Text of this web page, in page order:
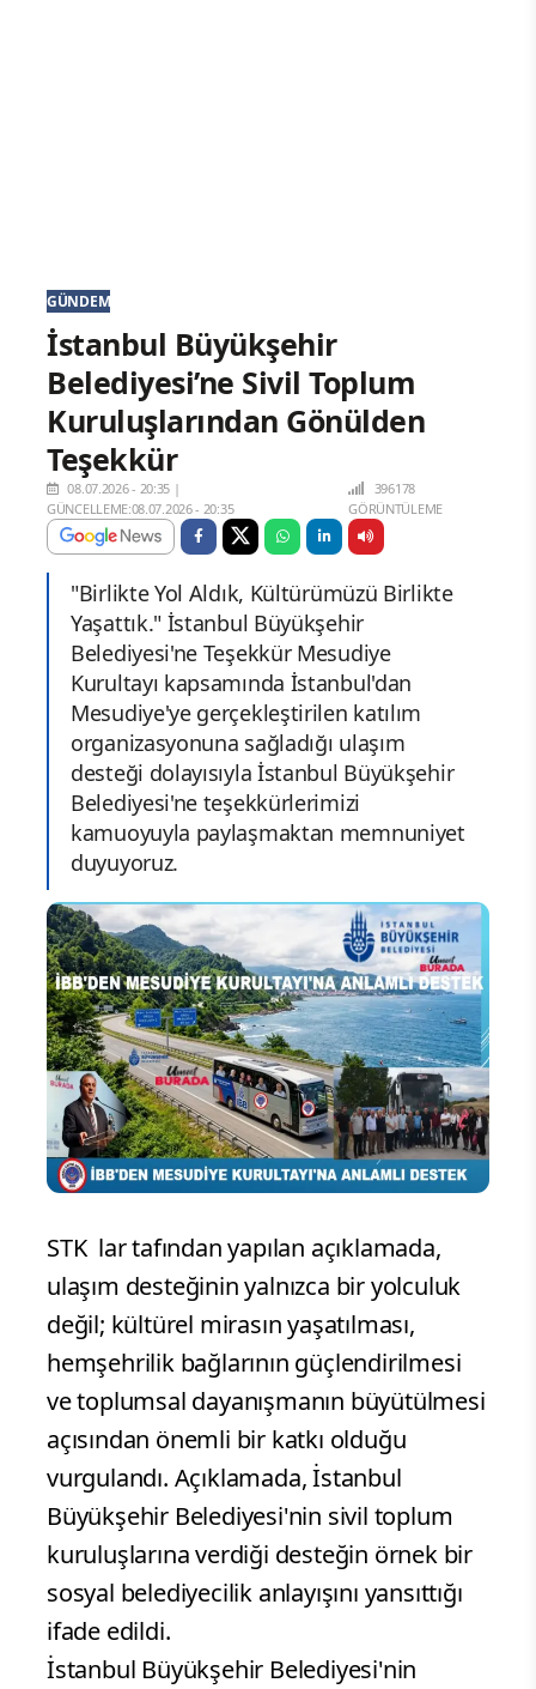
GÜNDEM
İstanbul Büyükşehir
Belediyesi’ne Sivil Toplum
Kuruluşlarından Gönülden
Teşekkür
08.07.2026 - 20:35 |
GÜNCELLEME:08.07.2026 - 20:35
396178
GÖRÜNTÜLEME
"Birlikte Yol Aldık, Kültürümüzü Birlikte
Yaşattık." İstanbul Büyükşehir
Belediyesi'ne Teşekkür Mesudiye
Kurultayı kapsamında İstanbul'dan
Mesudiye'ye gerçekleştirilen katılım
organizasyonuna sağladığı ulaşım
desteği dolayısıyla İstanbul Büyükşehir
Belediyesi'ne teşekkürlerimizi
kamuoyuyla paylaşmaktan memnuniyet
duyuyoruz.
STK lar tafından yapılan açıklamada,
ulaşım desteğinin yalnızca bir yolculuk
değil; kültürel mirasın yaşatılması,
hemşehrilik bağlarının güçlendirilmesi
ve toplumsal dayanışmanın büyütülmesi
açısından önemli bir katkı olduğu
vurgulandı. Açıklamada, İstanbul
Büyükşehir Belediyesi'nin sivil toplum
kuruluşlarına verdiği desteğin örnek bir
sosyal belediyecilik anlayışını yansıttığı
ifade edildi.
İstanbul Büyükşehir Belediyesi'nin